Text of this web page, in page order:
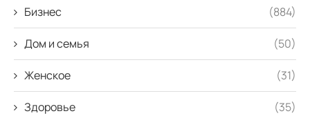
Бизнес (884)
Дом и семья (50)
Женское (31)
Здоровье (35)